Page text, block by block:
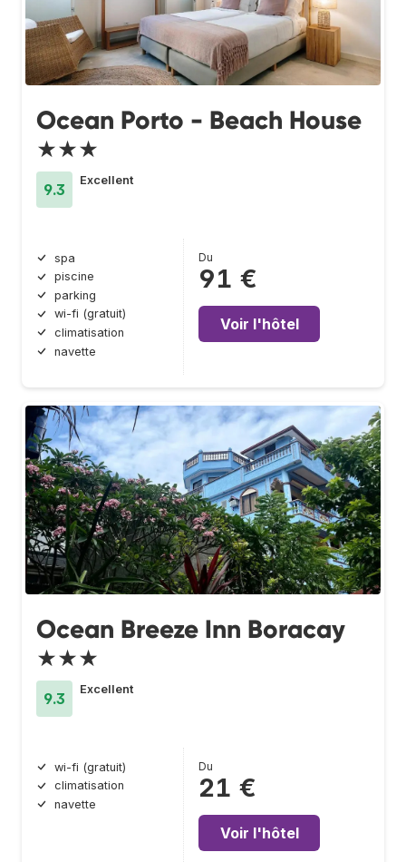
Ocean Porto - Beach House
★★★
9.3
Excellent
spa
piscine
parking
wi-fi (gratuit)
climatisation
navette
Du
91 €
Voir l'hôtel
Ocean Breeze Inn Boracay
★★★
9.3
Excellent
wi-fi (gratuit)
climatisation
navette
Du
21 €
Voir l'hôtel